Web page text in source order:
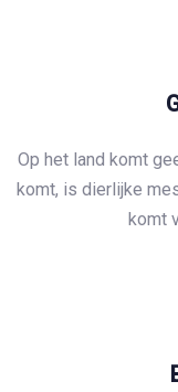
Op het land komt
komt, is dierlijke
komt